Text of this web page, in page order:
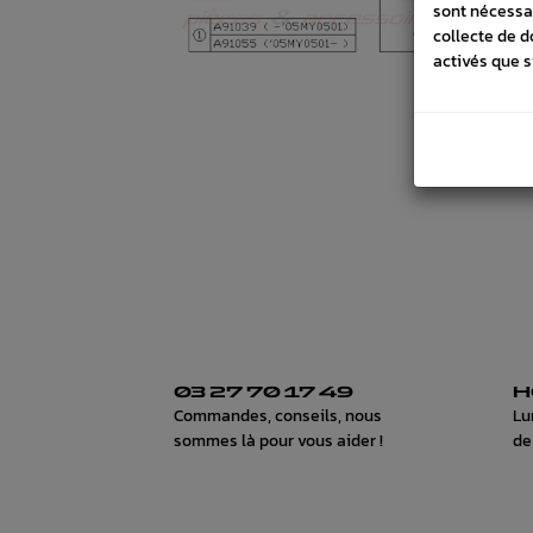
03 27 70 17 49
Commandes, conseils, nous
sommes là pour vous aider !
sont
collecte de
activés que